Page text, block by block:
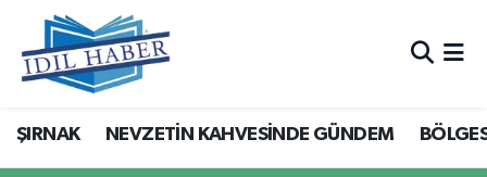
ŞIRNAK NEVZETİN KAHVESİNDE GÜNDEM
Nöbetçi Eczaneler
Hava Durumu